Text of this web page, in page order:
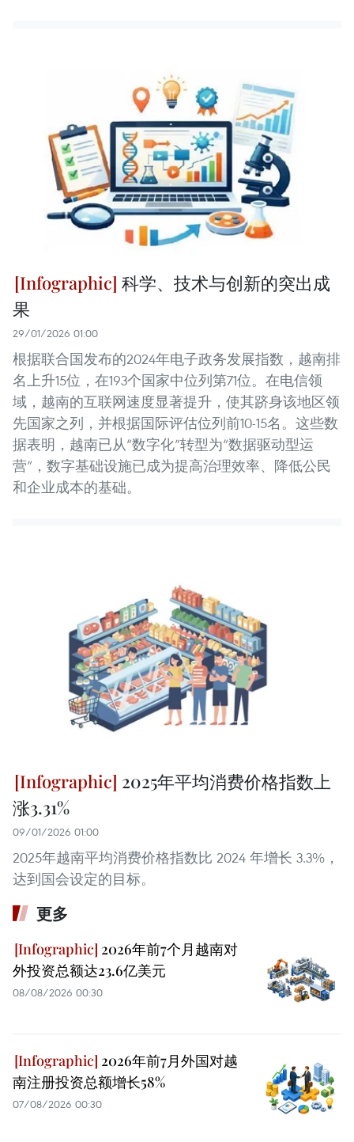
科学、技术与创新的突出成
果
29/01/2026 01:00
根据联合国发布的2024年电子政务发展指数，越南排
名上升15位，在193个国家中位列第71位。在电信领
域，越南的互联网速度显著提升，使其跻身该地区领
先国家之列，并根据国际评估位列前10-15名。这些数
据表明，越南已从“数字化”转型为“数据驱动型运
营”，数字基础设施已成为提高治理效率、降低公民
和企业成本的基础。
2025年平均消费价格指数上
涨3.31%
09/01/2026 01:00
2025年越南平均消费价格指数比 2024 年增长 3.3%，
达到国会设定的目标。
更多
2026年前7个月越南对
外投资总额达23.6亿美元
08/08/2026 00:30
2026年前7月外国对越
南注册投资总额增长58%
07/08/2026 00:30